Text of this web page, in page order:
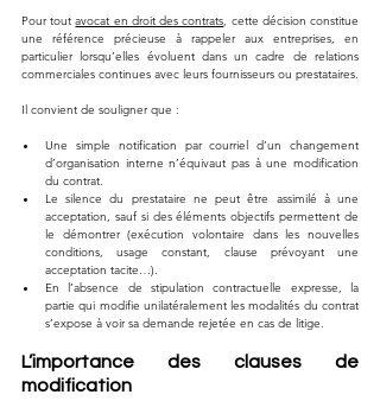
Pour tout avocat en droit des contrats , cette décision constitue
une référence précieuse à rappeler aux entreprises, en
particulier lorsqu’elles évoluent dans un cadre de relations
commerciales continues avec leurs fournisseurs ou prestataires.
Il convient de souligner que :
Une simple notification par courriel d’un changement
d’organisation interne n’équivaut pas à une modification
du contrat.
Le silence du prestataire ne peut être assimilé à une
acceptation, sauf si des éléments objectifs permettent de
le démontrer (exécution volontaire dans les nouvelles
conditions, usage constant, clause prévoyant une
acceptation tacite…).
En l’absence de stipulation contractuelle expresse, la
partie qui modifie unilatéralement les modalités du contrat
s’expose à voir sa demande rejetée en cas de litige.
L’importance des clauses de
modification